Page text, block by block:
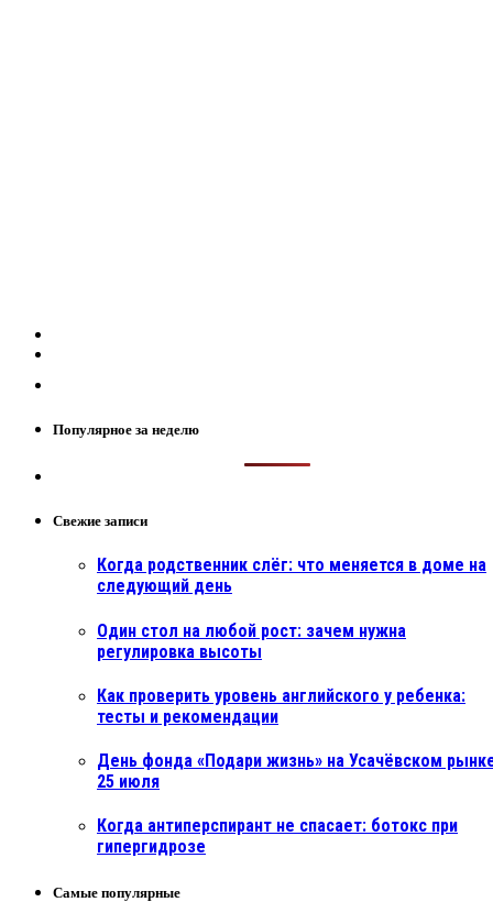
Популярное за неделю
Свежие записи
Когда родственник слёг: что меняется в доме на
следующий день
Один стол на любой рост: зачем нужна
регулировка высоты
Как проверить уровень английского у ребенка:
тесты и рекомендации
День фонда «Подари жизнь» на Усачёвском
25 июля
Когда антиперспирант не спасает: ботокс при
гипергидрозе
Самые популярные